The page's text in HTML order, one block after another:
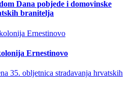
Dana pobjede i domovinske
branitelja
Ernestinovo